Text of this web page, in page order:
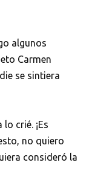
algunos
Carmen
se sintiera
crié. ¡Es
no quiero
consideró la